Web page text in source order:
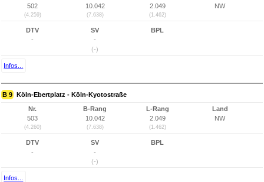
502
(4.259)
10.042
(7.638)
2.049
(1.462)
NW
DTV
-
SV
-
(-)
BPL
Infos...
B 9 Köln-Ebertplatz - Köln-Kyotostraße
Nr.
503
(4.260)
B-Rang
10.042
(7.638)
L-Rang
2.049
(1.462)
Land
NW
DTV
-
SV
-
(-)
BPL
Infos...